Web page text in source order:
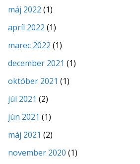
máj 2022 (1)
apríl 2022 (1)
marec 2022 (1)
december 2021 (1)
október 2021 (1)
júl 2021 (2)
jún 2021 (1)
máj 2021 (2)
november 2020 (1)